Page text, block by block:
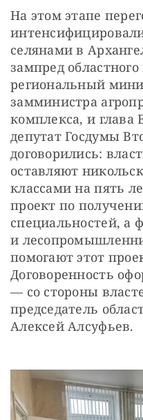
На этом этапе
селянами в
зампред
региональный
замминистра
комплекса, и глава
депутат Госдумы
договорились:
оставляют
классами на пять
проект по
специальностей, а
и
помогают этот
Договоренность
— со стороны
председатель
Алексей Алсуфьев.